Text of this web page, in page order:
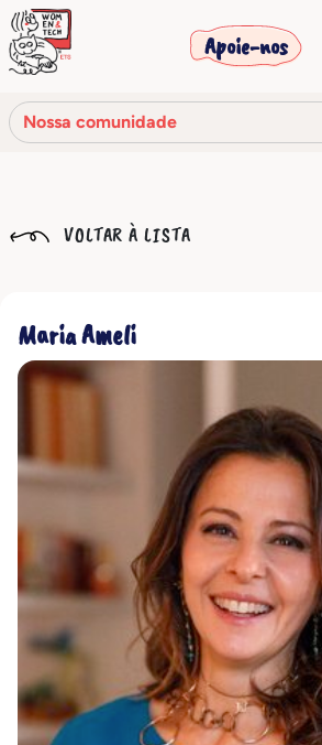
Apoie-nos
Nossa comunidade
Nossa rede
Nossa comunidade
VOLTAR À LISTA
Maria Ameli